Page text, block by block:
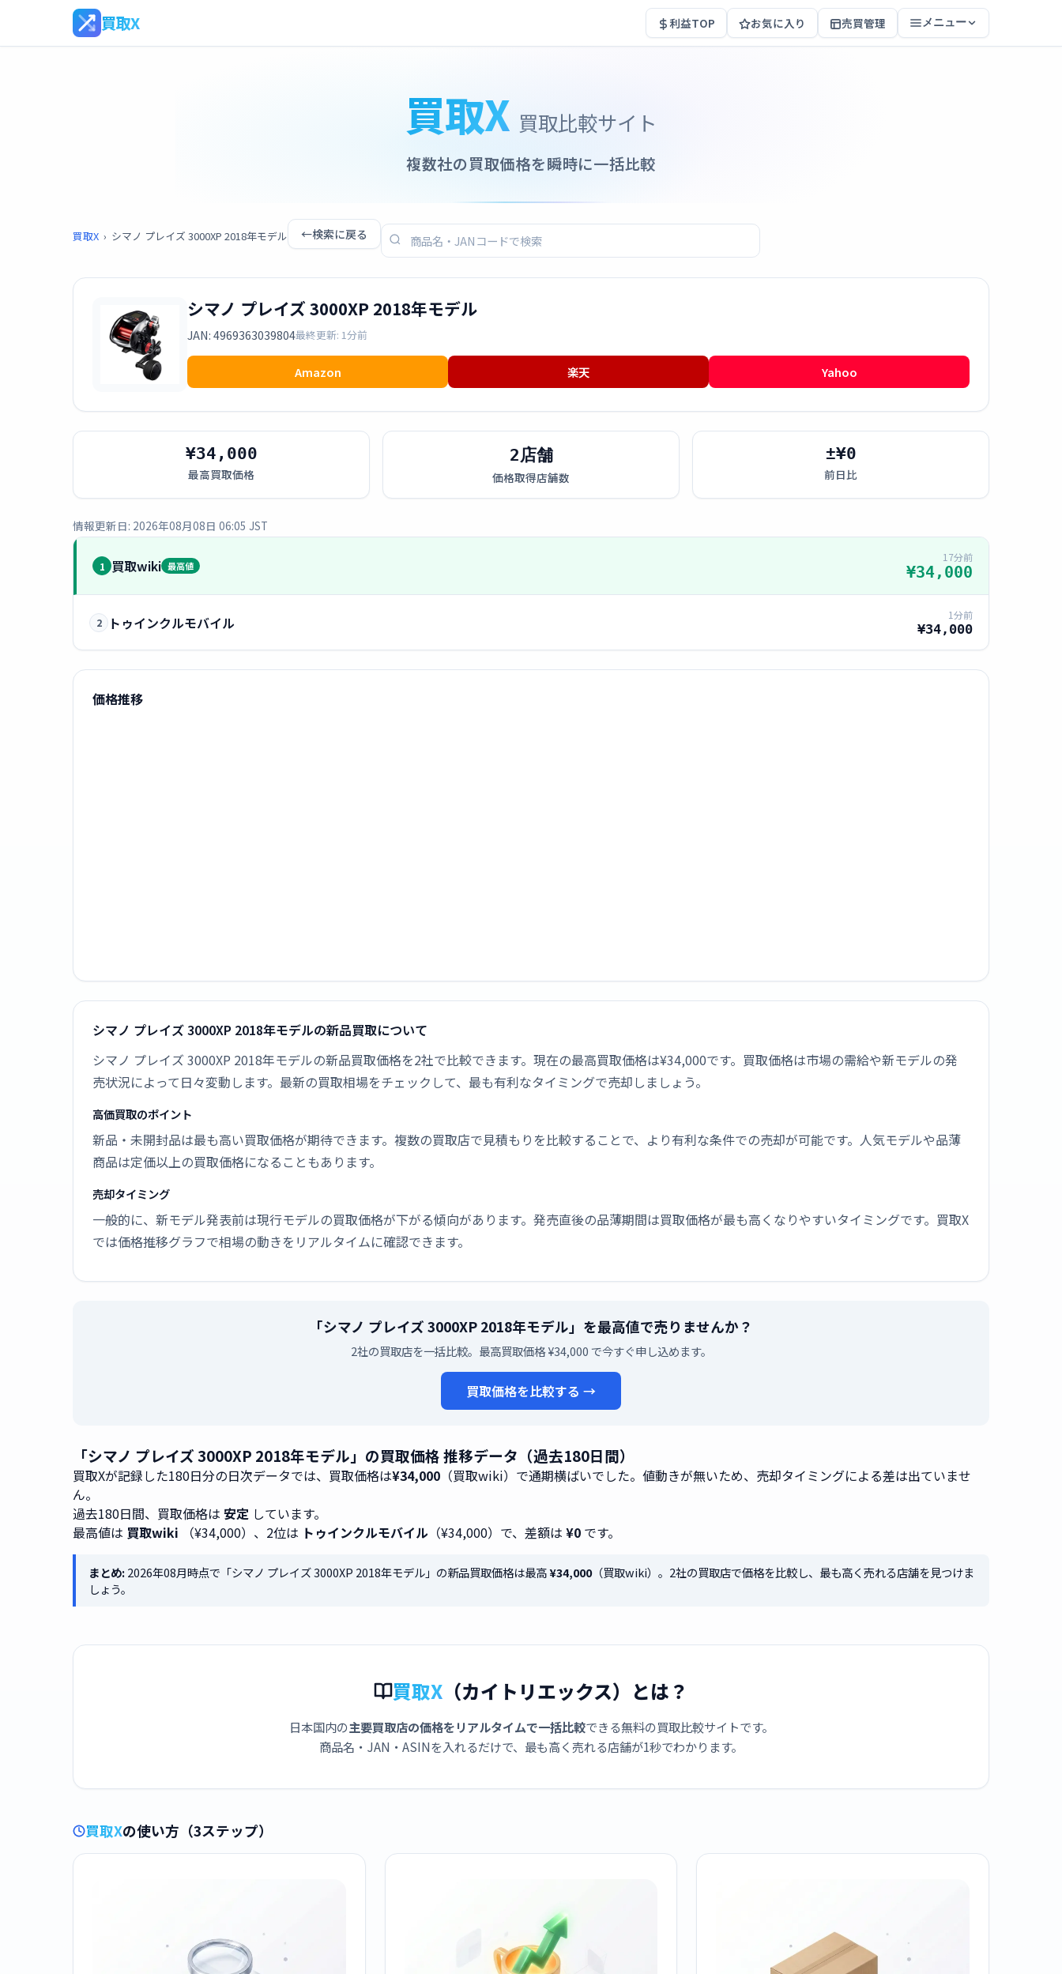
買取X 利益TOP お気に入り 売買管理 メニュー
買取X 買取比較サイト
複数社の買取価格を瞬時に一括比較
買取X › シマノ プレイズ 3000XP 2018年モデル ←検索に戻る
シマノ プレイズ 3000XP 2018年モデル
JAN: 4969363039804最終更新: 1分前
Amazon 楽天 Yahoo
¥34,000
最高買取価格
2店舗
価格取得店舗数
±¥0
前日比
情報更新日: 2026年08月08日 06:05 JST
1 買取wiki 最高値
17分前
¥34,000
2 トゥインクルモバイル 1分前
¥34,000
価格推移
シマノ プレイズ 3000XP 2018年モデルの新品買取について
シマノ プレイズ 3000XP 2018年モデルの新品買取価格を2社で比較できます。現在の最高買取価格は¥34,000です。買取価格は市場の需給や新モデルの発
売状況によって日々変動します。最新の買取相場をチェックして、最も有利なタイミングで売却しましょう。
高価買取のポイント
新品・未開封品は最も高い買取価格が期待できます。複数の買取店で見積もりを比較することで、より有利な条件での売却が可能です。人気モデルや品薄
商品は定価以上の買取価格になることもあります。
売却タイミング
一般的に、新モデル発表前は現行モデルの買取価格が下がる傾向があります。発売直後の品薄期間は買取価格が最も高くなりやすいタイミングです。買取X
では価格推移グラフで相場の動きをリアルタイムに確認できます。
「シマノ プレイズ 3000XP 2018年モデル」を最高値で売りませんか？
2社の買取店を一括比較。最高買取価格 ¥34,000 で今すぐ申し込めます。
買取価格を比較する →
「シマノ プレイズ 3000XP 2018年モデル」の買取価格 推移データ（過去180日間）
買取Xが記録した180日分の日次データでは、買取価格は¥34,000 （買取wiki）で通期横ばいでした。値動きが無いため、売却タイミングによる差は出ていませ
ん。
過去180日間、買取価格は 安定 しています。
最高値は 買取wiki （¥34,000）、2位は トゥインクルモバイル （¥34,000）で、差額は ¥0 です。
まとめ:2026年08月時点で「シマノ プレイズ 3000XP 2018年モデル」の新品買取価格は最高¥34,000（買取wiki）。2社の買取店で価格を比較し、最も高く売れる店舗を見つけま
しょう。
買取X （カイトリエックス）とは？
日本国内の主要買取店の価格をリアルタイムで一括比較できる無料の買取比較サイトです。
商品名・JAN・ASINを入れるだけで、最も高く売れる店舗が1秒でわかります。
買取Xの使い方（3ステップ）